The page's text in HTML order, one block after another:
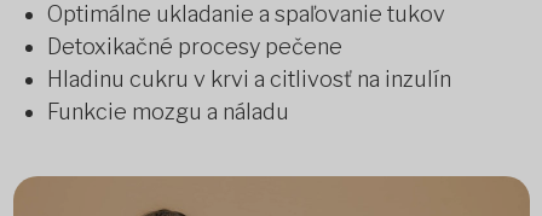
Optimálne ukladanie a spaľovanie tukov
Detoxikačné procesy pečene
Hladinu cukru v krvi a citlivosť na inzulín
Funkcie mozgu a náladu